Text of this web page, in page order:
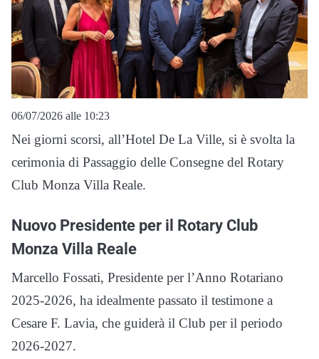
06/07/2026 alle 10:23
Nei giorni scorsi, all’Hotel De La Ville, si è svolta la
cerimonia di Passaggio delle Consegne del Rotary
Club Monza Villa Reale.
Nuovo Presidente per il Rotary Club
Monza Villa Reale
Marcello Fossati, Presidente per l’Anno Rotariano
2025-2026, ha idealmente passato il testimone a
Cesare F. Lavia, che guiderà il Club per il periodo
2026-2027.